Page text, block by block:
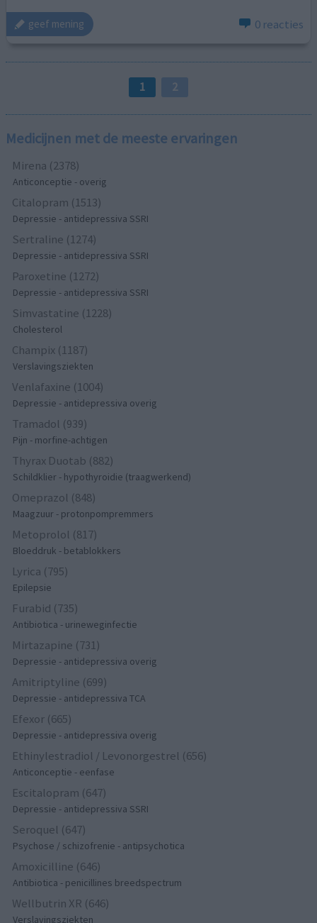
geef mening 0 reacties
1 2
Medicijnen met de meeste ervaringen
Mirena (2378)
Anticonceptie - overig
Citalopram (1513)
Depressie - antidepressiva SSRI
Sertraline (1274)
Depressie - antidepressiva SSRI
Paroxetine (1272)
Depressie - antidepressiva SSRI
Simvastatine (1228)
Cholesterol
Champix (1187)
Verslavingsziekten
Venlafaxine (1004)
Depressie - antidepressiva overig
Tramadol (939)
Pijn - morfine-achtigen
Thyrax Duotab (882)
Schildklier - hypothyroidie (traagwerkend)
Omeprazol (848)
Maagzuur - protonpompremmers
Metoprolol (817)
Bloeddruk - betablokkers
Lyrica (795)
Epilepsie
Furabid (735)
Antibiotica - urineweginfectie
Mirtazapine (731)
Depressie - antidepressiva overig
Amitriptyline (699)
Depressie - antidepressiva TCA
Efexor (665)
Depressie - antidepressiva overig
Ethinylestradiol / Levonorgestrel (656)
Anticonceptie - eenfase
Escitalopram (647)
Depressie - antidepressiva SSRI
Seroquel (647)
Psychose / schizofrenie - antipsychotica
Amoxicilline (646)
Antibiotica - penicillines breedspectrum
Wellbutrin XR (646)
Verslavingsziekten